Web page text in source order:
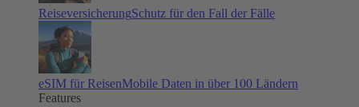
ReiseversicherungSchutz für den Fall der Fälle
eSIM für ReisenMobile Daten in über 100 Ländern
Features